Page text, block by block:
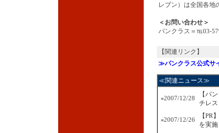
レブン）は全国各地
＜お問い合わせ＞
パンクラス＝℡03-
【関連リンク】
≫パンクラス公式サ
≪関連ニュース≫
■2007/12/28
【パ
チレ
■2007/12/26
【PR
を実施